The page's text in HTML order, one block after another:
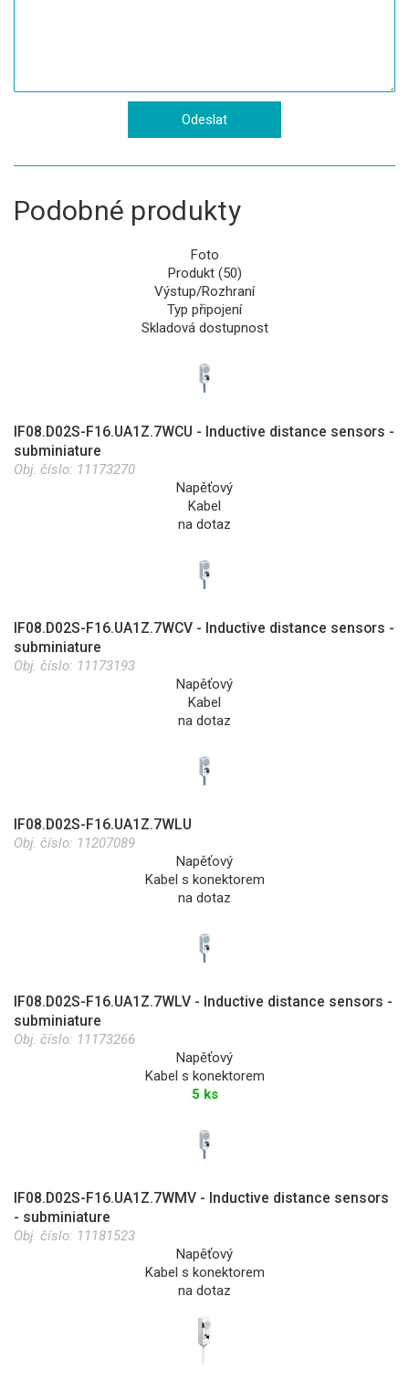
Podobné produkty
Foto
Produkt (50)
Výstup/Rozhraní
Typ připojení
Skladová dostupnost
IF08.D02S-F16.UA1Z.7WCU - Inductive distance sensors -
subminiature
Obj. číslo: 11173270
Napěťový
Kabel
na dotaz
IF08.D02S-F16.UA1Z.7WCV - Inductive distance sensors -
subminiature
Obj. číslo: 11173193
Napěťový
Kabel
na dotaz
IF08.D02S-F16.UA1Z.7WLU
Obj. číslo: 11207089
Napěťový
Kabel s konektorem
na dotaz
IF08.D02S-F16.UA1Z.7WLV - Inductive distance sensors -
subminiature
Obj. číslo: 11173266
Napěťový
Kabel s konektorem
5 ks
IF08.D02S-F16.UA1Z.7WMV - Inductive distance sensors
- subminiature
Obj. číslo: 11181523
Napěťový
Kabel s konektorem
na dotaz